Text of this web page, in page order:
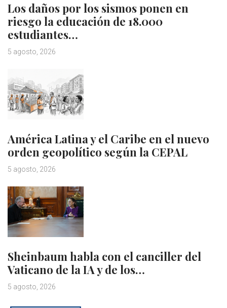
Los daños por los sismos ponen en
riesgo la educación de 18.000
estudiantes…
5 agosto, 2026
América Latina y el Caribe en el nuevo
orden geopolítico según la CEPAL
5 agosto, 2026
Sheinbaum habla con el canciller del
Vaticano de la IA y de los…
5 agosto, 2026